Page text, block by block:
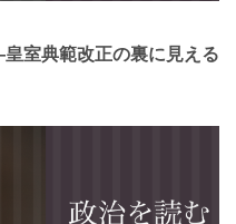
室典範改正の裏に見える